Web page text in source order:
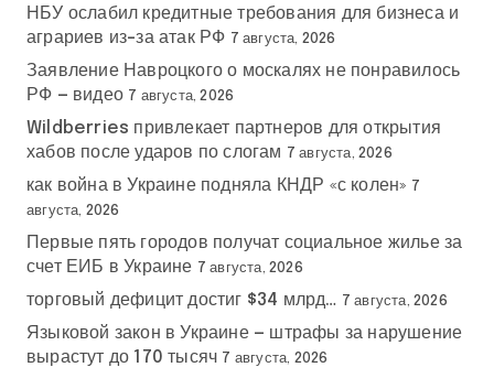
НБУ ослабил кредитные требования для бизнеса и
аграриев из-за атак РФ 7 августа, 2026
Заявление Навроцкого о москалях не понравилось
РФ — видео 7 августа, 2026
Wildberries привлекает партнеров для открытия
хабов после ударов по слогам 7 августа, 2026
как война в Украине подняла КНДР «с колен» 7
августа, 2026
Первые пять городов получат социальное жилье за
счет ЕИБ в Украине 7 августа, 2026
торговый дефицит достиг $34 млрд… 7 августа, 2026
Языковой закон в Украине — штрафы за нарушение
вырастут до 170 тысяч 7 августа, 2026